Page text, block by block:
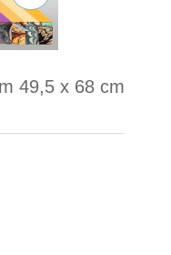
49,5 x 68 cm